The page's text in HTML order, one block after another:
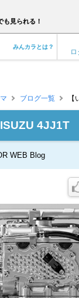
も見られる！
みんカラとは？
ブログ一覧
ISUZU 4JJ1T
WEB Blog